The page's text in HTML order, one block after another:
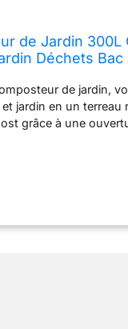
de Jardin
Déchets Bac
de jardin,
jardin en un terreau
grâce à une
d’atteindre une
d'air à la surface
plus propice à une
FACILE :
n’avez pas besoin